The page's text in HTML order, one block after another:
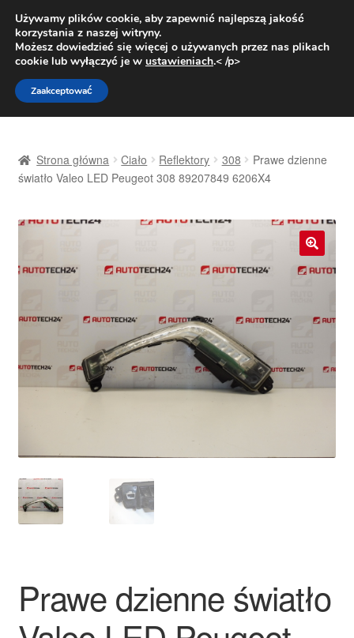
DOSTAWA od 31 zł
Pn.-pt. 9:00-16:00800 003 167
Przejdź
do
nawigacji
Przejdź
do
treści
Dostawa
Skarga
Zamówienia
Zasady i warunki
Strona główna Ciało Reflektory 308
Prawe dzienne
światło Valeo LED Peugeot 308 89207849 6206X4
🔍
Prawe dzienne światło
Używamy plików cookie, aby zapewnić najlepszą jakość
korzystania z naszej witryny.
Możesz dowiedzieć się więcej o używanych przez nas plikach
cookie lub wyłączyć je w ustawieniach.< /p>
Zaakceptować